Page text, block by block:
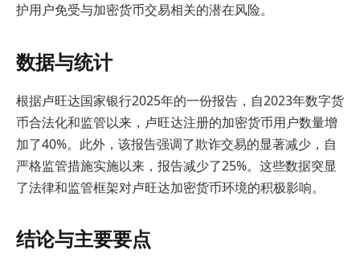
护用户免受与加密货币交易相关的潜在风险。
数据与统计
根据卢旺达国家银行2025年的一份报告，自2023年数字货
币合法化和监管以来，卢旺达注册的加密货币用户数量增
加了40%。此外，该报告强调了欺诈交易的显著减少，自
严格监管措施实施以来，报告减少了25%。这些数据突显
了法律和监管框架对卢旺达加密货币环境的积极影响。
结论与主要要点